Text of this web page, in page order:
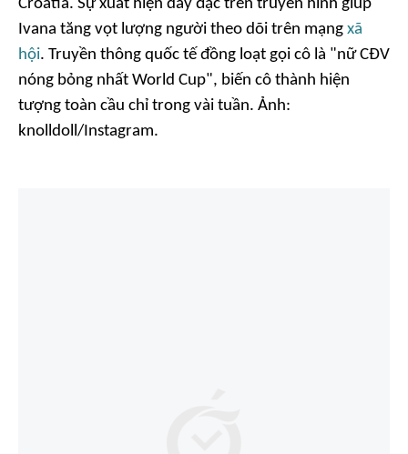
Croatia. Sự xuất hiện dày đặc trên truyền hình giúp
Ivana tăng vọt lượng người theo dõi trên mạng xã
hội. Truyền thông quốc tế đồng loạt gọi cô là "nữ CĐV
nóng bỏng nhất World Cup", biến cô thành hiện
tượng toàn cầu chỉ trong vài tuần. Ảnh:
knolldoll/Instagram.